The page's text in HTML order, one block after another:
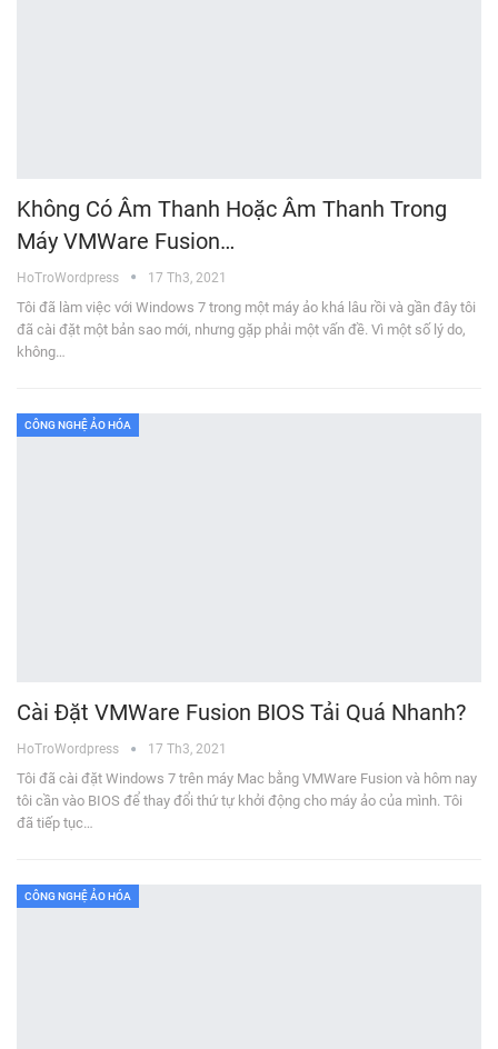
Không Có Âm Thanh Hoặc Âm Thanh Trong
Máy VMWare Fusion…
HoTroWordpress 17 Th3, 2021
Tôi đã làm việc với Windows 7 trong một máy ảo khá lâu rồi và gần đây tôi
đã cài đặt một bản sao mới, nhưng gặp phải một vấn đề. Vì một số lý do,
không…
CÔNG NGHỆ ẢO HÓA
Cài Đặt VMWare Fusion BIOS Tải Quá Nhanh?
HoTroWordpress 17 Th3, 2021
Tôi đã cài đặt Windows 7 trên máy Mac bằng VMWare Fusion và hôm nay
tôi cần vào BIOS để thay đổi thứ tự khởi động cho máy ảo của mình. Tôi
đã tiếp tục…
CÔNG NGHỆ ẢO HÓA